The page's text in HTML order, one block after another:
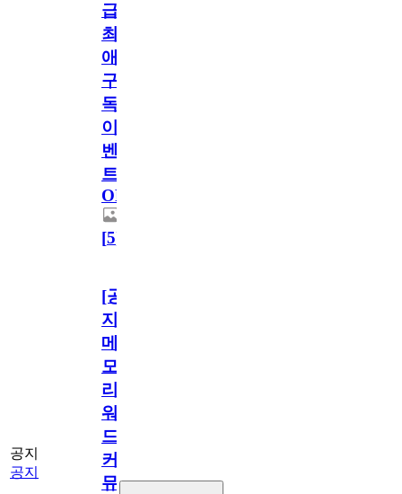
급!
최
애
구
독
이
벤
트
OPEN!
[5]
공지
공지
[공
지]
메
모
리
워
드
커
뮤